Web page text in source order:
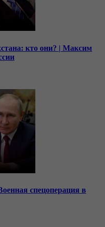
кто они? | Максим
спецоперация в